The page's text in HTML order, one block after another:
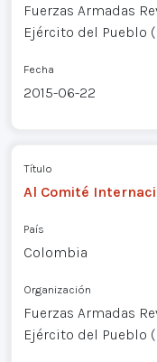
Fuerzas Armadas
Ejército del Pueblo
Fecha
2015-06-22
Título
Al Comité
País
Colombia
Organización
Fuerzas Armadas
Ejército del Pueblo